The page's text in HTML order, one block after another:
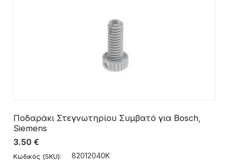
Ποδαράκι Στεγνωτηρίου Συμβατό για Bosch,
Siemens
3.50 €
Κωδικός (SKU): 82012040Κ